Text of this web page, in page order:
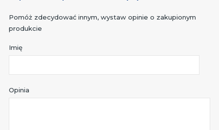
Pomóż zdecydować innym, wystaw opinie o zakupionym
produkcie
Imię
Opinia